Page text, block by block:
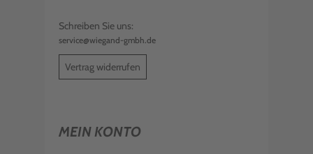
Schreiben Sie uns:
service@wiegand-gmbh.de
Vertrag widerrufen
MEIN KONTO